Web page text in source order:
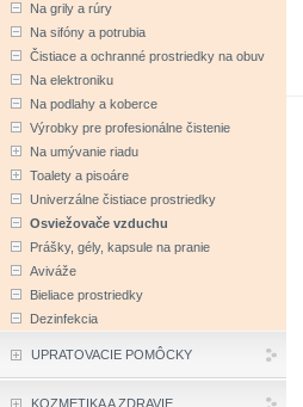
Na grily a rúry
Na sifóny a potrubia
Čistiace a ochranné prostriedky na obuv
Na elektroniku
Na podlahy a koberce
Výrobky pre profesionálne čistenie
Na umývanie riadu
Toalety a pisoáre
Univerzálne čistiace prostriedky
Osviežovače vzduchu
Prášky, gély, kapsule na pranie
Aviváže
Bieliace prostriedky
Dezinfekcia
UPRATOVACIE POMÔCKY
KOZMETIKA A ZDRAVIE